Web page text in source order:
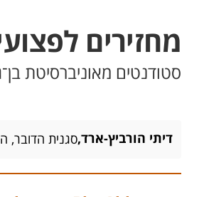
מחזירים
סטודנטים מאוניברסיטת
דיתי הורביץ-ארד,סגנית הדובר,